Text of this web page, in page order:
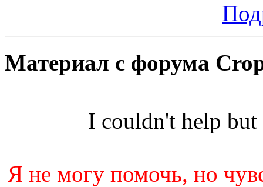
Материал с форума
I couldn't help
Я не могу помочь, но